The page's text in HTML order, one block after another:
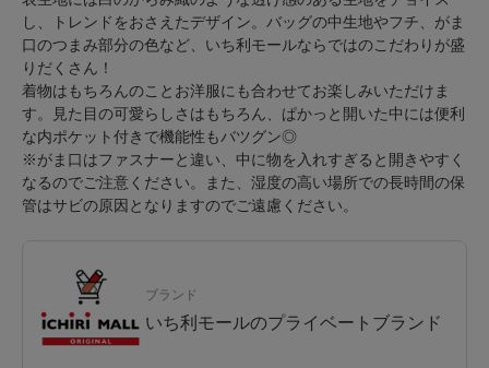
し、トレンドをおさえたデザイン。バッグの中生地やフチ、がま
口のつまみ部分の色など、いち利モールならではのこだわりが盛
りだくさん！
着物はもちろんのことお洋服にも合わせてお楽しみいただけま
す。見た目の可愛らしさはもちろん、ぱかっと開いた中には便利
な内ポケット付きで機能性もバツグン◎
※がま口はファスナーと違い、中に物を入れすぎると開きやすく
なるのでご注意ください。また、湿度の高い場所での長時間の保
管はサビの原因となりますのでご遠慮ください。
ブランド
いち利モールのプライベートブランド